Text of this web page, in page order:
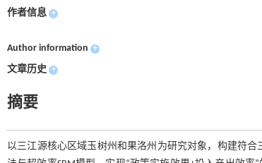
作者信息 +
Author information +
文章历史 +
摘要
以三江源核心区域玉树州和果洛州为研究对象，构建符